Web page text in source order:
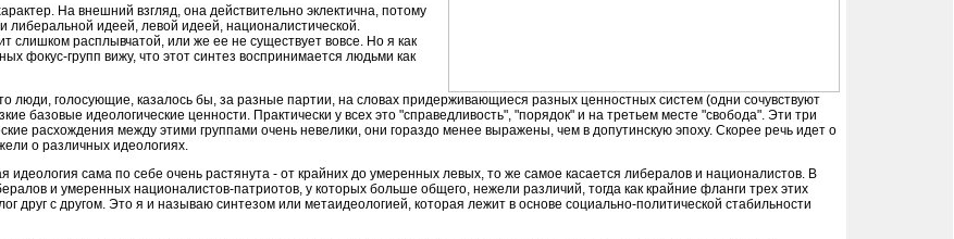
На внешний взгляд, она действительно эклектична, потому
либеральной идеей, левой идеей, националистической.
слишком расплывчатой, или же ее не существует вовсе. Но я как
фокус-групп вижу, что этот синтез воспринимается людьми как
люди, голосующие, казалось бы, за разные партии, на словах придерживающиеся разных ценностных систем (одни сочувствуют
базовые идеологические ценности. Практически у всех это "справедливость", "порядок" и на третьем месте "свобода". Эти три
расхождения между этими группами очень невелики, они гораздо менее выражены, чем в допутинскую эпоху. Скорее речь идет о
о различных идеологиях.
идеология сама по себе очень растянута - от крайних до умеренных левых, то же самое касается либералов и националистов. В
и умеренных националистов-патриотов, у которых больше общего, нежели различий, тогда как крайние фланги трех этих
друг с другом. Это я и называю синтезом или метаидеологией, которая лежит в основе социально-политической стабильности